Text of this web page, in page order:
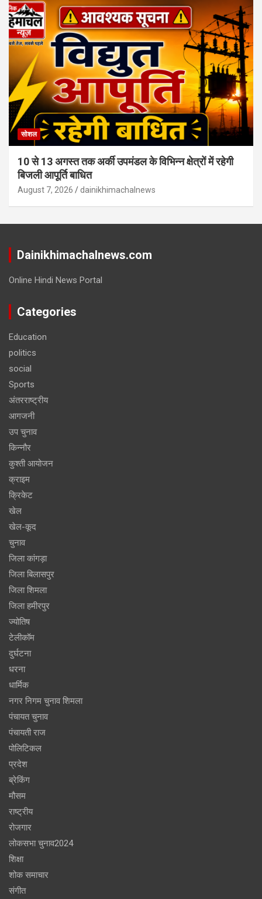
सोशल
10 से 13 अगस्त तक अर्की उपमंडल के विभिन्न क्षेत्रों में रहेगी
बिजली आपूर्ति बाधित
August 7, 2026 dainikhimachalnews
Dainikhimachalnews.com
Online Hindi News Portal
Categories
Education
politics
social
Sports
अंतरराष्ट्रीय
आगजनी
उप चुनाव
किन्नौर
कुश्ती आयोजन
क्राइम
क्रिकेट
खेल
खेल-कूद
चुनाव
जिला कांगड़ा
जिला बिलासपुर
जिला शिमला
जिला हमीरपुर
ज्योतिष
टेलीकॉम
दुर्घटना
धरना
धार्मिक
नगर निगम चुनाव शिमला
पंचायत चुनाव
पंचायती राज
पोलिटिकल
प्रदेश
ब्रेकिंग
मौसम
राष्ट्रीय
रोजगार
लोकसभा चुनाव2024
शिक्षा
शोक समाचार
संगीत